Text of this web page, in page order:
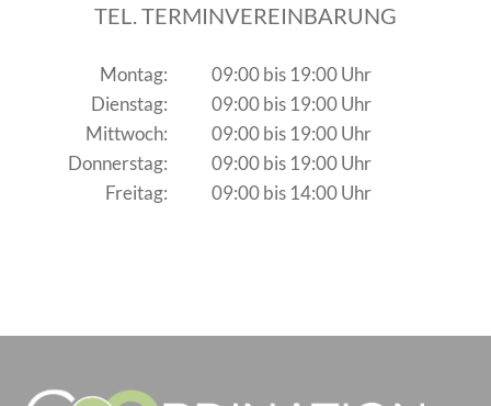
TEL. TERMINVEREINBARUNG
Montag:
Dienstag:
Mittwoch:
Donnerstag:
Freitag:
09:00 bis 19:00 Uhr
09:00 bis 19:00 Uhr
09:00 bis 19:00 Uhr
09:00 bis 19:00 Uhr
09:00 bis 14:00 Uhr